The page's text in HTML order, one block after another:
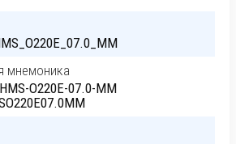
мнемоника
O220E-07.0-MM